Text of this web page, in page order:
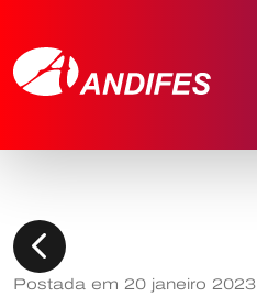
chevron_left
Postada em 20 janeiro 2023